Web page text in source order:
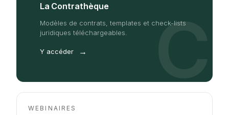
La Contrathèque
Modèles de contrats, templates et check-lists
juridiques téléchargeables.
Y accéder → C
WEBINAIRES